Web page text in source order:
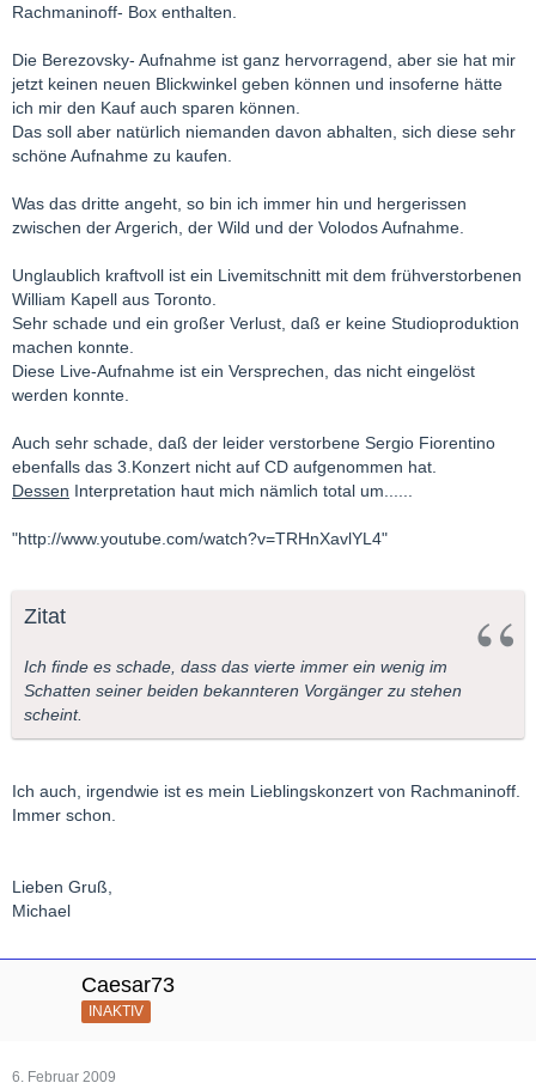
Rachmaninoff- Box enthalten.
Die Berezovsky- Aufnahme ist ganz hervorragend, aber sie hat mir
jetzt keinen neuen Blickwinkel geben können und insoferne hätte
ich mir den Kauf auch sparen können.
Das soll aber natürlich niemanden davon abhalten, sich diese sehr
schöne Aufnahme zu kaufen.
Was das dritte angeht, so bin ich immer hin und hergerissen
zwischen der Argerich, der Wild und der Volodos Aufnahme.
Unglaublich kraftvoll ist ein Livemitschnitt mit dem frühverstorbenen
William Kapell aus Toronto.
Sehr schade und ein großer Verlust, daß er keine Studioproduktion
machen konnte.
Diese Live-Aufnahme ist ein Versprechen, das nicht eingelöst
werden konnte.
Auch sehr schade, daß der leider verstorbene Sergio Fiorentino
ebenfalls das 3.Konzert nicht auf CD aufgenommen hat.
Dessen Interpretation haut mich nämlich total um......
"http://www.youtube.com/watch?v=TRHnXavlYL4"
Zitat
Ich finde es schade, dass das vierte immer ein wenig im
Schatten seiner beiden bekannteren Vorgänger zu stehen
scheint.
Ich auch, irgendwie ist es mein Lieblingskonzert von Rachmaninoff.
Immer schon.
Lieben Gruß,
Michael
Caesar73
INAKTIV
6. Februar 2009